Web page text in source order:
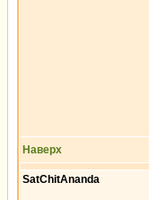
Наверх
SatChitAnanda